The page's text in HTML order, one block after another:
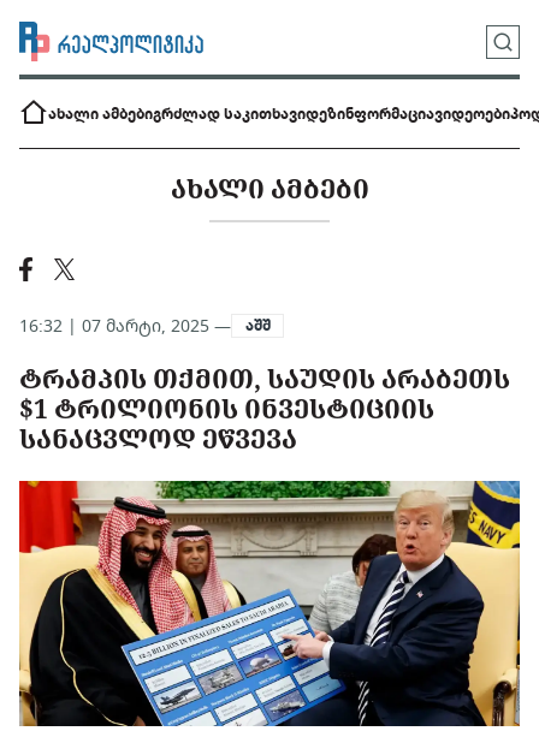
ახალი ამბებიგრძლად საკითხავიდეზინფორმაციავიდეოები
ᲐᲮᲐᲚᲘ ᲐᲛᲑᲔᲑᲘ
16:32 | 07 მარტი, 2025 — აშშ
ᲢᲠᲐᲛᲞᲘᲡ ᲗᲥᲛᲘᲗ, ᲡᲐᲣᲓᲘᲡ ᲐᲠᲐᲑᲔᲗᲡ
$1 ᲢᲠᲘᲚᲘᲝᲜᲘᲡ ᲘᲜᲕᲔᲡᲢᲘᲪᲘᲘᲡ
ᲡᲐᲜᲐᲪᲕᲚᲝᲓ ᲔᲬᲕᲔᲕᲐ